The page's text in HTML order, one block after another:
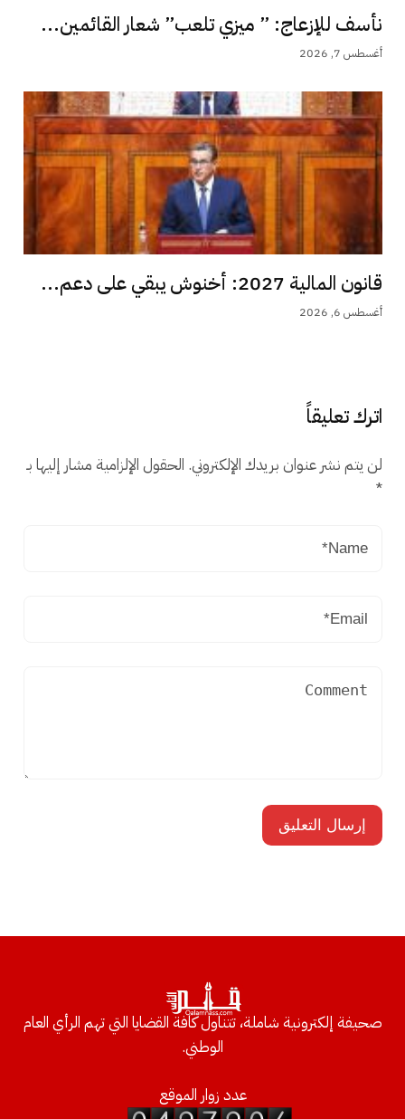
نأسف للإزعاج: ” ميزي تلعب” شعار القائمين...
أغسطس 7, 2026
قانون المالية 2027: أخنوش يبقي على دعم...
أغسطس 6, 2026
اترك تعليقاً
لن يتم نشر عنوان بريدك الإلكتروني. الحقول الإلزامية مشار إليها بـ
*
صحيفة إلكترونية شاملة، تتناول كافة القضايا التي تهم الرأي العام
الوطني.
عدد زوار الموقع